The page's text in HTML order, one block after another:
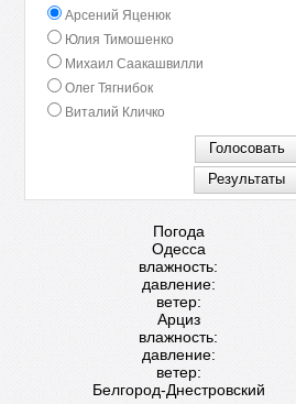
Арсений Яценюк
Юлия Тимошенко
Михаил Саакашвилли
Олег Тягнибок
Виталий Кличко
Погода
Одесса
влажность:
давление:
ветер:
Арциз
влажность:
давление:
ветер:
Белгород-Днестровский